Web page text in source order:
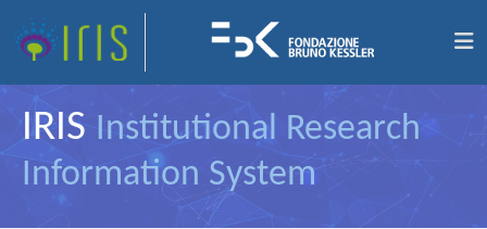
IRIS Institutional Research
Information System